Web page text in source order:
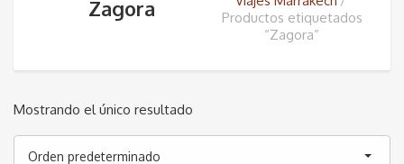
Zagora
Productos etiquetados
“Zagora”
Mostrando el único resultado
Orden predeterminado